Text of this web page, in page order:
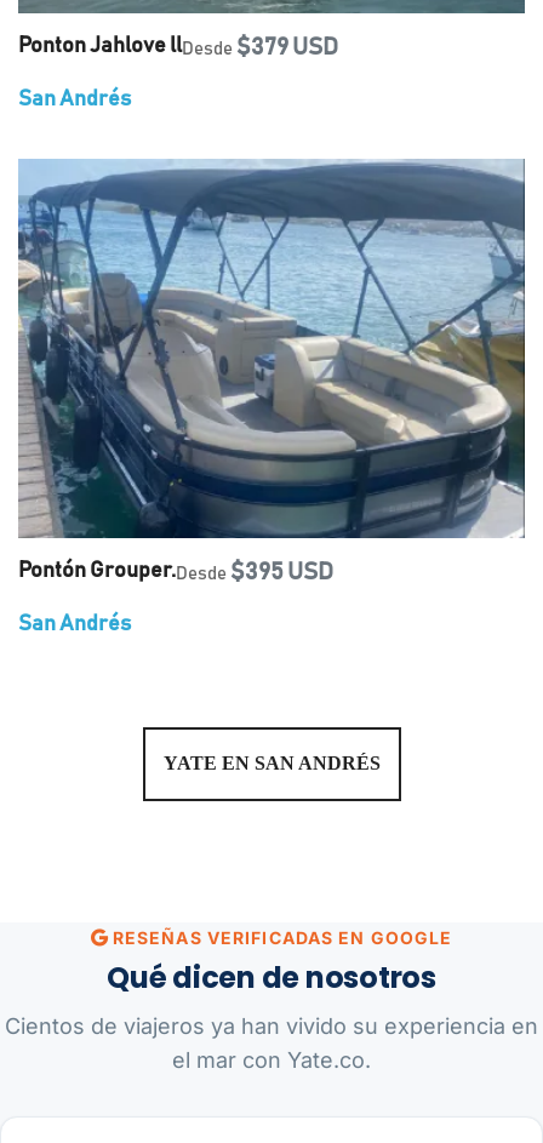
Ponton Jahlove llDesde $379 USD
San Andrés
Pontón Grouper.Desde $395 USD
San Andrés
YATE EN SAN ANDRÉS
RESEÑAS VERIFICADAS EN GOOGLE
Qué dicen de nosotros
Cientos de viajeros ya han vivido su experiencia en
el mar con Yate.co.